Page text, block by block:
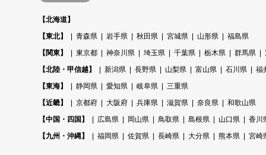
【北海道】
【東北】
青森県 岩手県 秋田県 宮城県 山形県
福島県
【関東】
東京都 神奈川県 埼玉県 千葉県 栃木県 群馬県
【北陸・甲信越】
新潟県 長野県 山梨県 富山県 石川県
福
【東海】
静岡県 愛知県 岐阜県
三重県
【近畿】
京都府 大阪府 兵庫県 滋賀県 奈良県
和歌山県
【中国・四国】
広島県 岡山県 鳥取県 島根県 山口県
香川
【九州・沖縄】
福岡県 佐賀県 長崎県 大分県 熊本県 宮崎